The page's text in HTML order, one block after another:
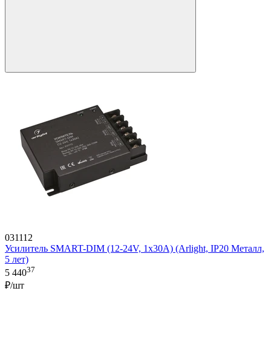
031112
Усилитель SMART-DIM (12-24V, 1x30A) (Arlight, IP20 Металл,
5 лет)
5 44037
₽/шт